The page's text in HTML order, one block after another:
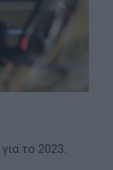
για το 2023.